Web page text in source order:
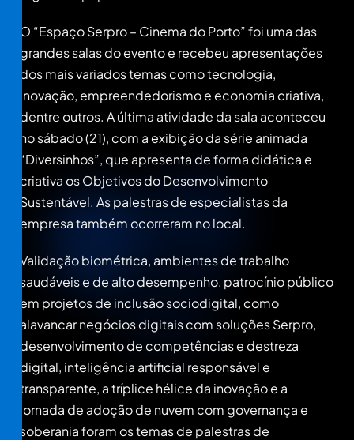
O “Espaço Serpro – Cinema do Porto” foi uma das
grandes salas do evento e recebeu apresentações
dos mais variados temas como tecnologia,
inovação, empreendedorismo e economia criativa,
dentre outros. A última atividade da sala aconteceu
no sábado (21), com a exibição da série animada
“Diversinhos”, que apresenta de forma didática e
criativa os Objetivos do Desenvolvimento
Sustentável. As palestras de especialistas da
empresa também ocorreram no local.
Validação biométrica, ambientes de trabalho
saudáveis e de alto desempenho, patrocínio público
em projetos de inclusão sociodigital, como
alavancar negócios digitais com soluções Serpro,
desenvolvimento de competências e destreza
digital, inteligência artificial responsável e
transparente, a tríplice hélice da inovação e a
jornada de adoção de nuvem com governança e
soberania foram os temas de palestras de